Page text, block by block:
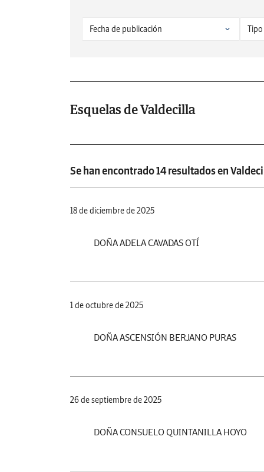
Esquelas de Valdecilla
Se han encontrado 14 resultados en
18 de diciembre de 2025
DOÑA ADELA CAVADAS OTÍ
1 de octubre de 2025
DOÑA ASCENSIÓN BERJANO PURAS
26 de septiembre de 2025
DOÑA CONSUELO QUINTANILLA HOYO